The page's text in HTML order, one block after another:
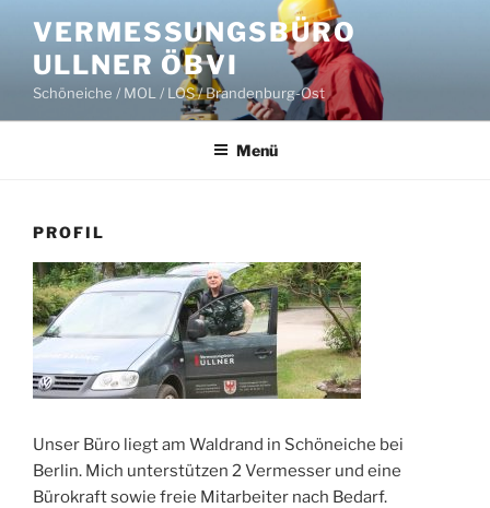
Inhalt
springen
VERMESSUNGSBÜRO
ULLNER ÖBVI
Schöneiche / MOL / LOS / Brandenburg-Ost
Menü
PROFIL
Unser Büro liegt am Waldrand in Schöneiche bei
Berlin. Mich unterstützen 2 Vermesser und eine
Bürokraft sowie freie Mitarbeiter nach Bedarf.